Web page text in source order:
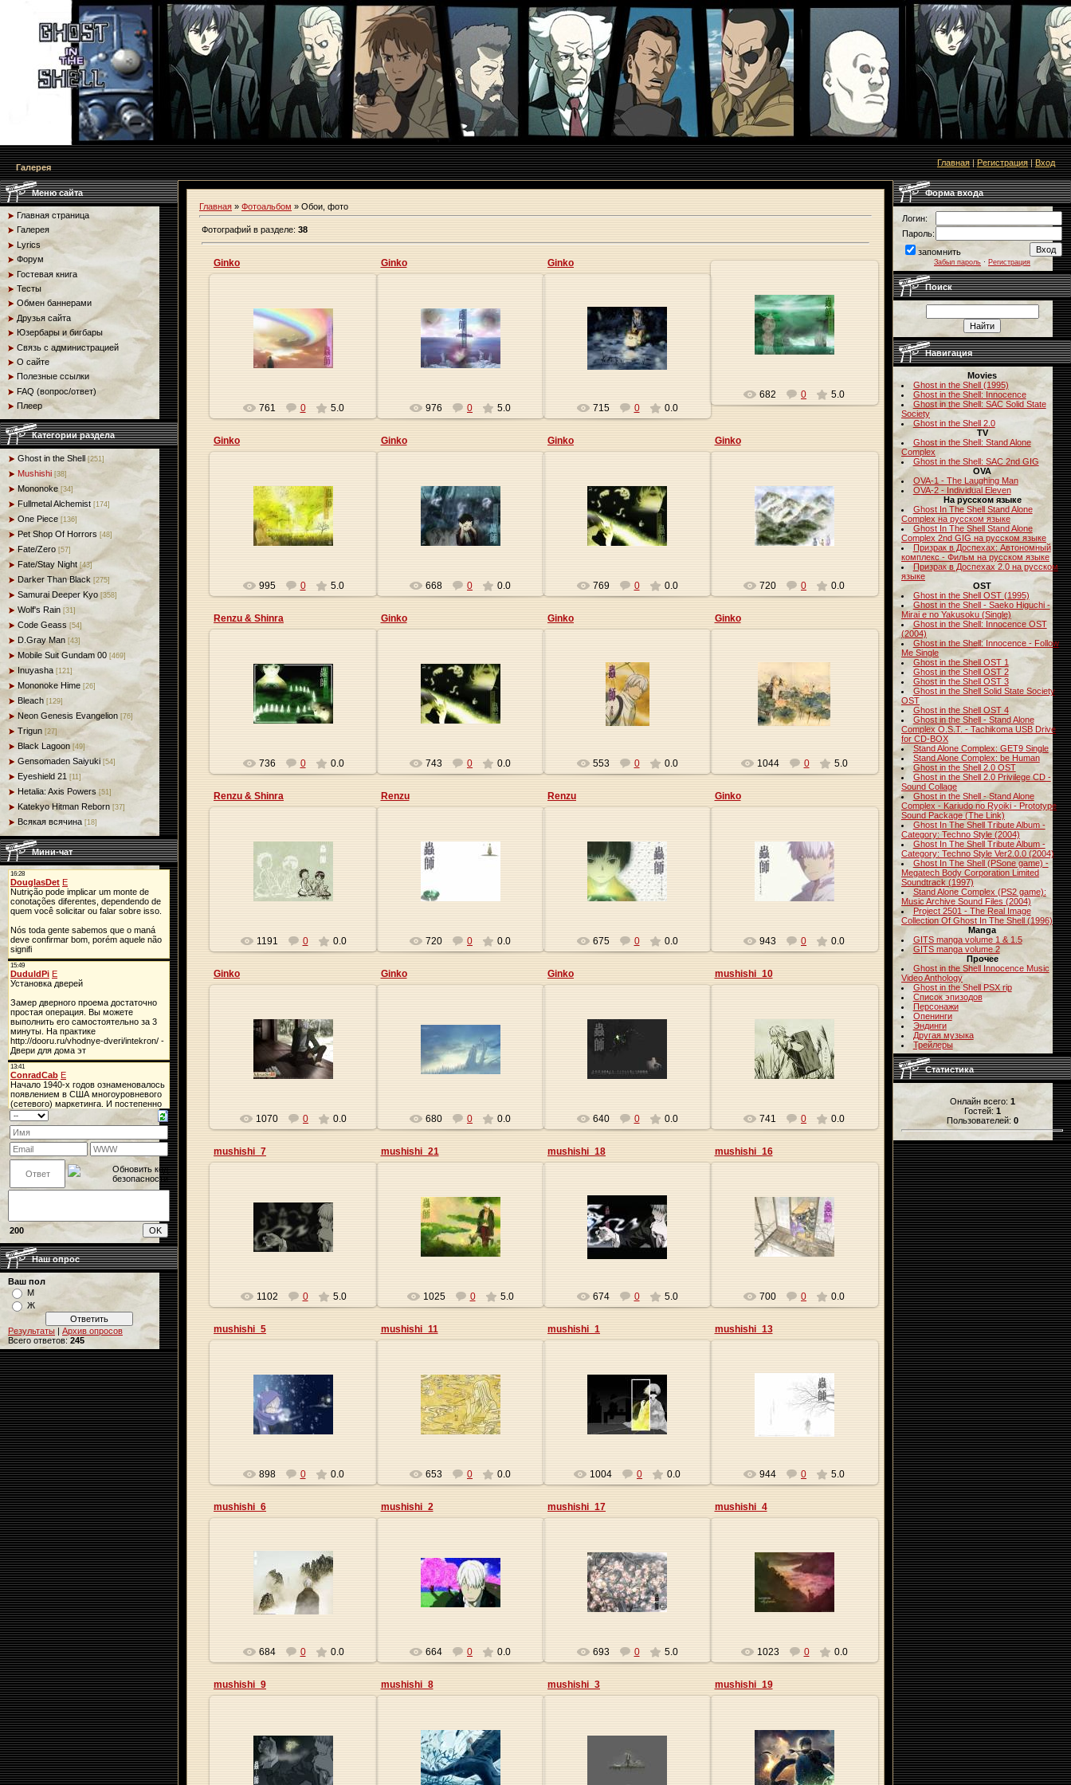
Галерея Главная|Регистрация|Вход
Меню сайта
Главная страница
Галерея
Lyrics
Форум
Гостевая книга
Тесты
Обмен баннерами
Друзья сайта
Юзербары и бигбары
Связь с администрацией
О сайте
Полезные ссылки
FAQ (вопрос/ответ)
Плеер
Категории раздела
Ghost in the Shell [251]
Mushishi [38]
Mononoke [34]
Fullmetal Alchemist [174]
One Piece [136]
Pet Shop Of Horrors [48]
Fate/Zero [57]
Fate/Stay Night [43]
Darker Than Black [275]
Samurai Deeper Kyo [358]
Wolf's Rain [31]
Code Geass [54]
D.Gray Man [43]
Mobile Suit Gundam 00 [469]
Inuyasha [121]
Mononoke Hime [26]
Bleach [129]
Neon Genesis Evangelion [76]
Trigun [27]
Black Lagoon [49]
Gensomaden Saiyuki [54]
Eyeshield 21 [11]
Hetalia: Axis Powers [51]
Katekyo Hitman Reborn [37]
Всякая всячина [18]
Мини-чат
200
Наш опрос
Ваш пол
М
Ж
Результаты
Архив опросов
Всего ответов: 245
Главная » Фотоальбом » Обои, фото
Фотографий в разделе: 38
Ginko
09.01.2010
Origa
761 0 5.0
Ginko
09.01.2010
Origa
976 0 5.0
Ginko
09.01.2010
Origa
715 0 0.0
09.01.2010
Origa
682 0 5.0
Ginko
09.01.2010
Origa
995 0 5.0
Ginko
09.01.2010
Origa
668 0 0.0
Ginko
09.01.2010
Origa
769 0 0.0
Ginko
09.01.2010
Origa
720 0 0.0
Renzu & Shinra
09.01.2010
Origa
736 0 0.0
Ginko
09.01.2010
Origa
743 0 0.0
Ginko
09.01.2010
Origa
553 0 0.0
Ginko
09.01.2010
Origa
1044 0 5.0
Renzu & Shinra
09.01.2010
Origa
1191 0 0.0
Renzu
720 0 0.0
Renzu
09.01.2010
Origa
675 0 0.0
Ginko
09.01.2010
Origa
943 0 0.0
Ginko
09.01.2010
Origa
1070 0 0.0
Ginko
09.01.2010
Origa
680 0 0.0
Ginko
09.01.2010
640 0 0.0
mushishi_10
09.01.2010
Origa
741 0 0.0
mushishi_7
09.01.2010
Origa
1102 0 5.0
mushishi_21
09.01.2010
Origa
1025 0 5.0
mushishi_18
09.01.2010
Origa
674 0 5.0
mushishi_16
09.01.2010
Origa
700 0 0.0
mushishi_5
09.01.2010
Origa
898 0 0.0
mushishi_11
09.01.2010
Origa
653 0 0.0
mushishi_1
09.01.2010
Origa
1004 0 0.0
mushishi_13
09.01.2010
Origa
944 0 5.0
mushishi_6
09.01.2010
Origa
684 0 0.0
mushishi_2
09.01.2010
Origa
664 0 0.0
mushishi_17
09.01.2010
Origa
693 0 5.0
mushishi_4
09.01.2010
Origa
1023 0 0.0
mushishi_9
09.01.2010
Origa
mushishi_8
09.01.2010
Origa
mushishi_3 mushishi_19
09.01.2010
Origa
Форма входа
Логин:
Пароль:
запомнить
Забыл пароль · Регистрация
Поиск
Навигация
Movies
Ghost in the Shell (1995)
Ghost in the Shell: Innocence
Ghost in the Shell: SAC Solid State
Society
Ghost in the Shell 2.0
TV
Ghost in the Shell: Stand Alone
Complex
Ghost in the Shell: SAC 2nd GIG
OVA
OVA-1 - The Laughing Man
OVA-2 - Individual Eleven
На русском языке
Ghost In The Shell Stand Alone
Complex на русском языке
Ghost In The Shell Stand Alone
Complex 2nd GIG на русском языке
Призрак в Доспехах: Автономный
комплекс - Фильм на русском языке
Призрак в Доспехах 2.0 на русском
языке
OST
Ghost in the Shell OST (1995)
Ghost in the Shell - Saeko Higuchi -
Mirai e no Yakusoku (Single)
Ghost in the Shell: Innocence OST
(2004)
Ghost in the Shell: Innocence - Follow
Me Single
Ghost in the Shell OST 1
Ghost in the Shell OST 2
Ghost in the Shell OST 3
Ghost in the Shell Solid State Society
OST
Ghost in the Shell OST 4
Ghost in the Shell - Stand Alone
Complex O.S.T. - Tachikoma USB Drive
for CD-BOX
Stand Alone Complex: GET9 Single
Stand Alone Complex: be Human
Ghost in the Shell 2.0 OST
Ghost in the Shell 2.0 Privilege CD -
Sound Collage
Ghost in the Shell - Stand Alone
Complex - Kariudo no Ryoiki - Prototype
Sound Package (The Link)
Ghost In The Shell Tribute Album -
Category: Techno Style (2004)
Ghost In The Shell Tribute Album -
Category: Techno Style Ver2.0.0 (2004)
Ghost In The Shell (PSone game) -
Megatech Body Corporation Limited
Soundtrack (1997)
Stand Alone Complex (PS2 game):
Music Archive Sound Files (2004)
Project 2501 - The Real Image
Collection Of Ghost In The Shell (1996)
Manga
GITS manga volume 1 & 1.5
GITS manga volume 2
Прочее
Ghost in the Shell Innocence Music
Video Anthology
Ghost in the Shell PSX rip
Список эпизодов
Персонажи
Опенинги
Эндинги
Другая музыка
Трейлеры
Статистика
Онлайн всего: 1
Гостей: 1
Пользователей: 0